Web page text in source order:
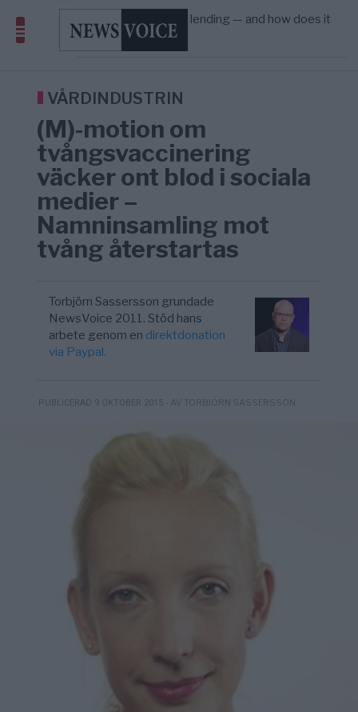
09:12
What is P2B lending — and how does it
differ from P2P?
KRIG & FRED
Richard D. Wolff: Därför provocerar
Överger tanken om ett ...
VÅRDINDUSTRIN
(M)-motion om
tvångsvaccinering
väcker ont blod i sociala
medier –
Namninsamling mot
tvång återstartas
Torbjörn Sassersson grundade
NewsVoice 2011. Stöd hans
arbete genom en direktdonation
via Paypal.
PUBLICERAD 9 OKTOBER 2015 - AV TORBJÖRN SASSERSSON